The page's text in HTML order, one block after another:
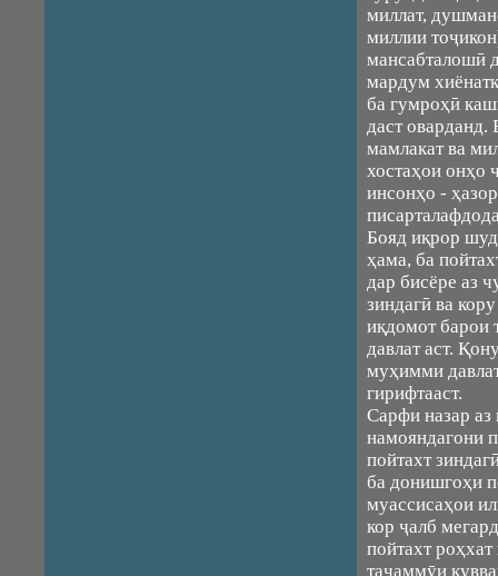
миллат,
миллии
мансабталошӣ
мардум
ба гумроҳӣ
даст
мамлакат ва
хостаҳои онҳо
инсонҳо -
Бояд иқрор
ҳама, ба
дар бисёре аз
зиндагӣ ва
иқдомот барои
давлат аст.
муҳимми
гирифтааст.
Сарфи назар
намояндагони
пойтахт
ба донишгоҳи
муассисаҳои
кор ҷалб
пойтахт
таҷаммӯи